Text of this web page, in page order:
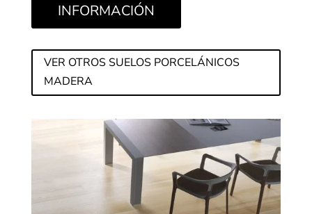
INFORMACIÓN
VER OTROS SUELOS PORCELÁNICOS
MADERA